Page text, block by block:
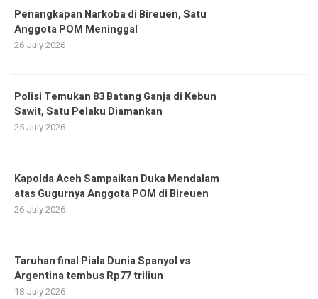
Penangkapan Narkoba di Bireuen, Satu
Anggota POM Meninggal
26 July 2026
Polisi Temukan 83 Batang Ganja di Kebun
Sawit, Satu Pelaku Diamankan
25 July 2026
Kapolda Aceh Sampaikan Duka Mendalam
atas Gugurnya Anggota POM di Bireuen
26 July 2026
Taruhan final Piala Dunia Spanyol vs
Argentina tembus Rp77 triliun
18 July 2026